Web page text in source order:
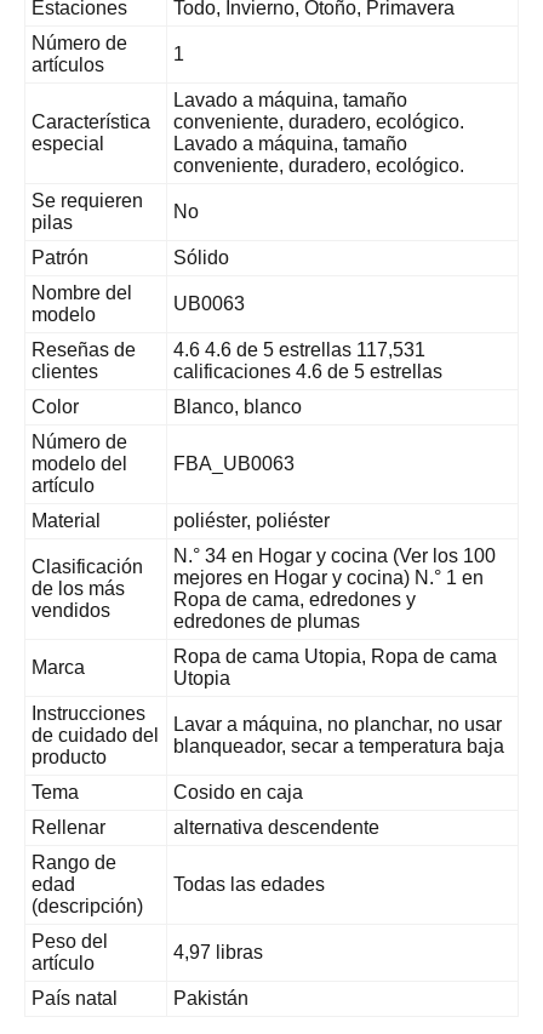
Estaciones
Todo, Invierno, Otoño, Primavera
Número de
artículos
1
Característica
especial
Lavado a máquina, tamaño
conveniente, duradero, ecológico.
Lavado a máquina, tamaño
conveniente, duradero, ecológico.
Se requieren
pilas
No
Patrón
Sólido
Nombre del
modelo
UB0063
Reseñas de
clientes
4.6 4.6 de 5 estrellas 117,531
calificaciones 4.6 de 5 estrellas
Color
Blanco, blanco
Número de
modelo del
artículo
FBA_UB0063
Material poliéster, poliéster
Clasificación
de los más
vendidos
N.° 34 en Hogar y cocina (Ver los 100
mejores en Hogar y cocina) N.° 1 en
Ropa de cama, edredones y
edredones de plumas
Marca
Ropa de cama Utopia, Ropa de cama
Utopia
Instrucciones
de cuidado del
producto
Lavar a máquina, no planchar, no usar
blanqueador, secar a temperatura baja
Tema
Cosido en caja
Rellenar
alternativa descendente
Rango de
edad
(descripción)
Todas las edades
Peso del
artículo
4,97 libras
País natal Pakistán